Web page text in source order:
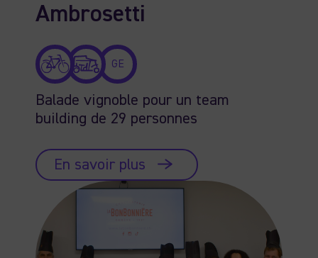
Ambrosetti
GE
Balade vignoble pour un team
building de 29 personnes
En savoir plus